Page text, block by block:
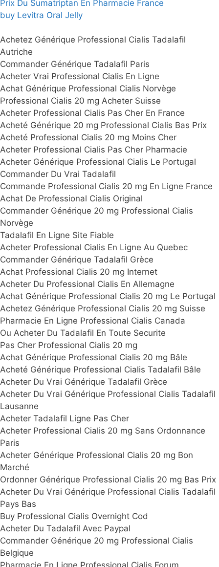
Prix Du Sumatriptan En Pharmacie France
buy Levitra Oral Jelly
Achetez Générique Professional Cialis Tadalafil
Autriche
Commander Générique Tadalafil Paris
Acheter Vrai Professional Cialis En Ligne
Achat Générique Professional Cialis Norvège
Professional Cialis 20 mg Acheter Suisse
Acheter Professional Cialis Pas Cher En France
Acheté Générique 20 mg Professional Cialis Bas Prix
Acheté Professional Cialis 20 mg Moins Cher
Acheter Professional Cialis Pas Cher Pharmacie
Acheter Générique Professional Cialis Le Portugal
Commander Du Vrai Tadalafil
Commande Professional Cialis 20 mg En Ligne France
Achat De Professional Cialis Original
Commander Générique 20 mg Professional Cialis
Norvège
Tadalafil En Ligne Site Fiable
Acheter Professional Cialis En Ligne Au Quebec
Commander Générique Tadalafil Grèce
Achat Professional Cialis 20 mg Internet
Acheter Du Professional Cialis En Allemagne
Achat Générique Professional Cialis 20 mg Le Portugal
Achetez Générique Professional Cialis 20 mg Suisse
Pharmacie En Ligne Professional Cialis Canada
Ou Acheter Du Tadalafil En Toute Securite
Pas Cher Professional Cialis 20 mg
Achat Générique Professional Cialis 20 mg Bâle
Acheté Générique Professional Cialis Tadalafil Bâle
Acheter Du Vrai Générique Tadalafil Grèce
Acheter Du Vrai Générique Professional Cialis Tadalafil
Lausanne
Acheter Tadalafil Ligne Pas Cher
Acheter Professional Cialis 20 mg Sans Ordonnance
Paris
Acheter Générique Professional Cialis 20 mg Bon
Marché
Ordonner Générique Professional Cialis 20 mg Bas Prix
Acheter Du Vrai Générique Professional Cialis Tadalafil
Pays Bas
Buy Professional Cialis Overnight Cod
Acheter Du Tadalafil Avec Paypal
Commander Générique 20 mg Professional Cialis
Belgique
Pharmacie En Ligne Professional Cialis Forum